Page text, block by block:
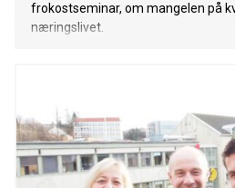
frokostseminar, om mangelen på
næringslivet.